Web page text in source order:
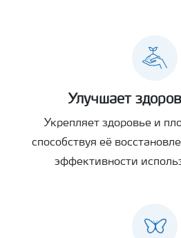
Улучшает
Укрепляет здоровье и
способствуя её
эффективности